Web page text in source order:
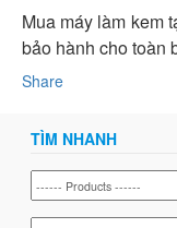
Mua máy làm kem
bảo hành cho toàn
Share
TÌM NHANH